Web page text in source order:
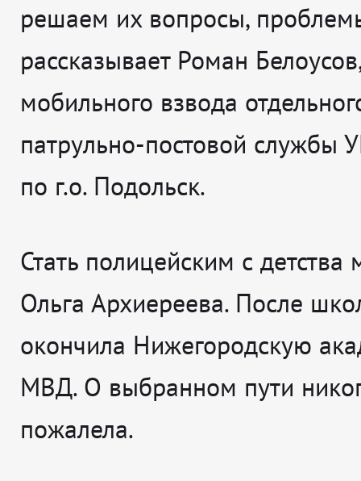
решаем их вопросы,
рассказывает Роман
мобильного взвода
патрульно-постовой службы
по г.о. Подольск.
Стать полицейским с детства
Ольга Архиереева. После
окончила Нижегородскую
МВД. О выбранном пути
пожалела.